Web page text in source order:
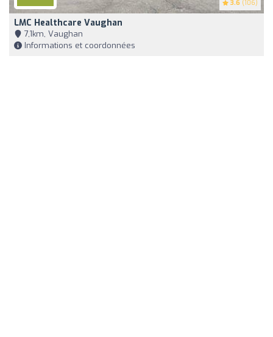
3.6 (106)
LMC Healthcare Vaughan
7,1km, Vaughan
Informations et coordonnées